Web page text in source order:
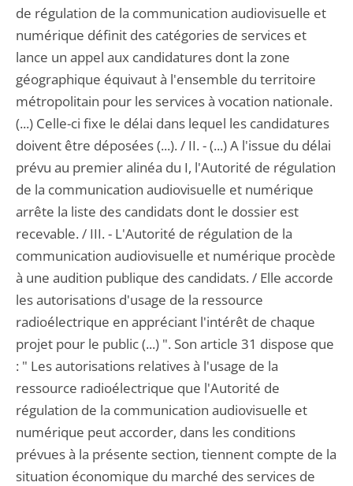
de régulation de la communication audiovisuelle et
numérique définit des catégories de services et
lance un appel aux candidatures dont la zone
géographique équivaut à l'ensemble du territoire
métropolitain pour les services à vocation nationale.
(...) Celle-ci fixe le délai dans lequel les candidatures
doivent être déposées (...). / II. - (...) A l'issue du délai
prévu au premier alinéa du I, l'Autorité de régulation
de la communication audiovisuelle et numérique
arrête la liste des candidats dont le dossier est
recevable. / III. - L'Autorité de régulation de la
communication audiovisuelle et numérique procède
à une audition publique des candidats. / Elle accorde
les autorisations d'usage de la ressource
radioélectrique en appréciant l'intérêt de chaque
projet pour le public (...) ". Son article 31 dispose que
: " Les autorisations relatives à l'usage de la
ressource radioélectrique que l'Autorité de
régulation de la communication audiovisuelle et
numérique peut accorder, dans les conditions
prévues à la présente section, tiennent compte de la
situation économique du marché des services de